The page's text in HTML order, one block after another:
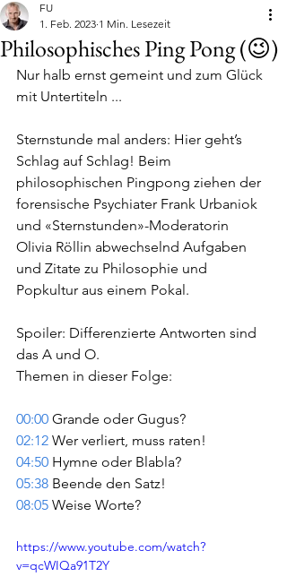
Philosophisches Ping Pong (😉)
FU
1. Feb. 2023 1 Min. Lesezeit
Nur halb ernst gemeint und zum Glück
mit Untertiteln ...
Sternstunde mal anders: Hier geht’s
Schlag auf Schlag! Beim
philosophischen Pingpong ziehen der
forensische Psychiater Frank Urbaniok
und «Sternstunden»-Moderatorin
Olivia Röllin abwechselnd Aufgaben
und Zitate zu Philosophie und
Popkultur aus einem Pokal.
Spoiler: Differenzierte Antworten sind
das A und O.
Themen in dieser Folge:
00:00 Grande oder Gugus?
02:12 Wer verliert, muss raten!
04:50 Hymne oder Blabla?
05:38 Beende den Satz!
08:05 Weise Worte?
https://www.youtube.com/watch?
v=qcWIQa91T2Y